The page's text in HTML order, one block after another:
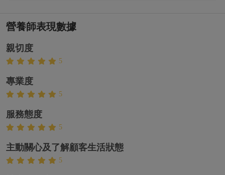
營養師表現數據
親切度
5
專業度
5
服務態度
5
主動關心及了解顧客生活狀態
5